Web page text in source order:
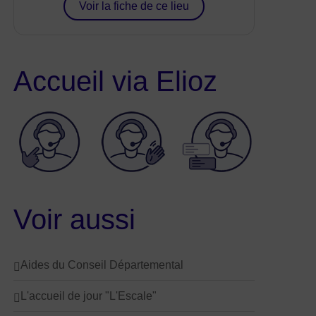
Voir la fiche de ce lieu
Accueil via Elioz
Logo Elioz pour la traduction en langue des signes française
Voir aussi
Aides du Conseil Départemental
L'accueil de jour "L'Escale"